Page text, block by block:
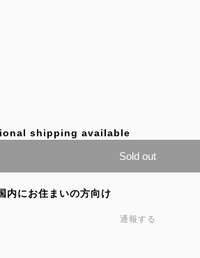
shipping available
Sold out
内にお住まいの方向け
通報する